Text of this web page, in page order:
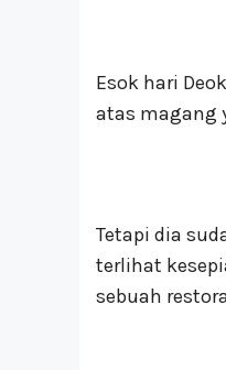
Esok hari
atas magang
Tetapi dia
terlihat
sebuah